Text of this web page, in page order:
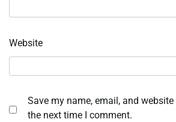
Website
Save my name, email, and
the next time I comment.